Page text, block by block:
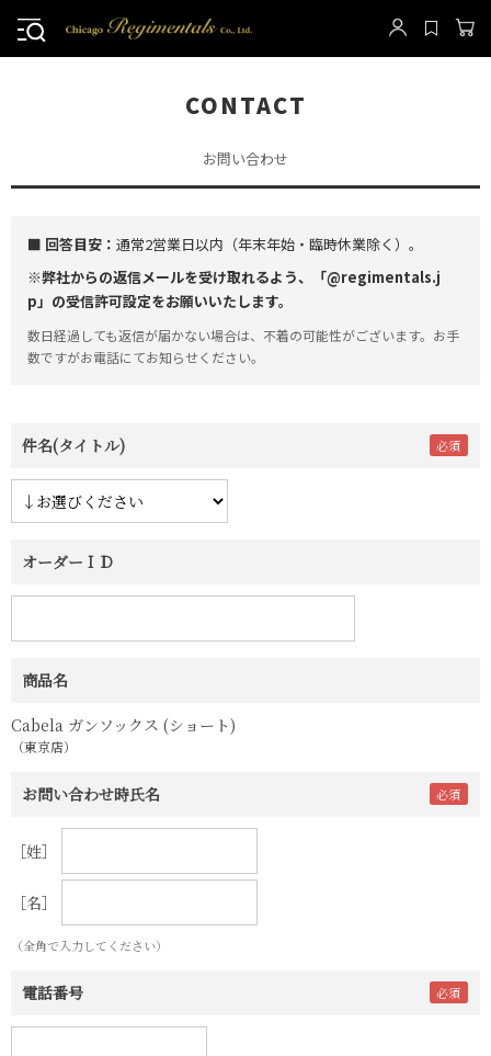
CONTACT
お問い合わせ
■ 回答目安： 通常2営業日以内（年末年始・臨時休業除く）。
※弊社からの返信メールを受け取れるよう、「@regimentals.j
p」の受信許可設定をお願いいたします。
数日経過しても返信が届かない場合は、不着の可能性がございます。お手
数ですがお電話にてお知らせください。
件名(タイトル)
オーダーＩＤ
商品名
Cabela ガンソックス (ショート)
（東京店）
お問い合わせ時氏名
［姓］
［名］
（全角で入力してください）
電話番号